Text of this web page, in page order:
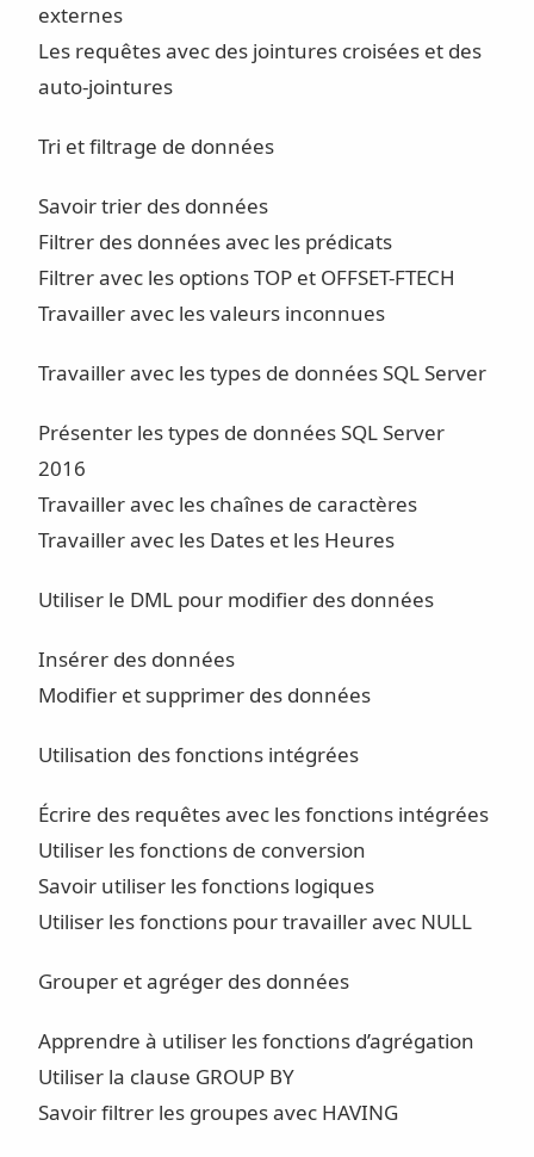
externes
Les requêtes avec des jointures croisées et des
auto-jointures
Tri et filtrage de données
Savoir trier des données
Filtrer des données avec les prédicats
Filtrer avec les options TOP et OFFSET-FTECH
Travailler avec les valeurs inconnues
Travailler avec les types de données SQL Server
Présenter les types de données SQL Server
2016
Travailler avec les chaînes de caractères
Travailler avec les Dates et les Heures
Utiliser le DML pour modifier des données
Insérer des données
Modifier et supprimer des données
Utilisation des fonctions intégrées
Écrire des requêtes avec les fonctions intégrées
Utiliser les fonctions de conversion
Savoir utiliser les fonctions logiques
Utiliser les fonctions pour travailler avec NULL
Grouper et agréger des données
Apprendre à utiliser les fonctions d’agrégation
Utiliser la clause GROUP BY
Savoir filtrer les groupes avec HAVING